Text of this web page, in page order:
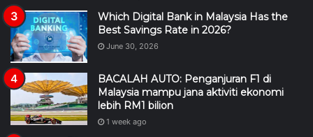
Which Digital Bank in Malaysia Has the
Best Savings Rate in 2026?
June 30, 2026
BACALAH AUTO: Penganjuran F1 di
Malaysia mampu jana aktiviti ekonomi
lebih RM1 bilion
1 week ago